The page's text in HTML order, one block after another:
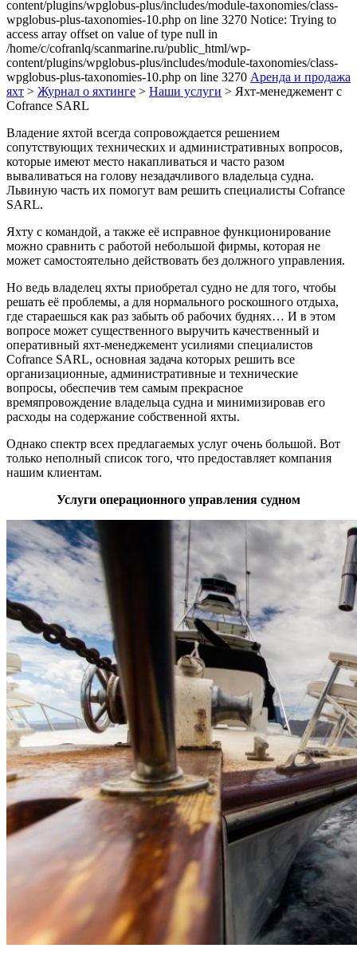
content/plugins/wpglobus-plus/includes/module-taxonomies/class-
wpglobus-plus-taxonomies-10.php on line 3270 Notice: Trying to
access array offset on value of type null in
/home/c/cofranlq/scanmarine.ru/public_html/wp-
content/plugins/wpglobus-plus/includes/module-taxonomies/class-
wpglobus-plus-taxonomies-10.php on line 3270 Аренда и продажа
яхт > Журнал о яхтинге > Наши услуги > Яхт-менеджемент с
Cofrance SARL
Владение яхтой всегда сопровождается решением
сопутствующих технических и административных вопросов,
которые имеют место накапливаться и часто разом
вываливаться на голову незадачливого владельца судна.
Львиную часть их помогут вам решить специалисты Cofrance
SARL.
Яхту с командой, а также её исправное функционирование
можно сравнить с работой небольшой фирмы, которая не
может самостоятельно действовать без должного управления.
Но ведь владелец яхты приобретал судно не для того, чтобы
решать её проблемы, а для нормального роскошного отдыха,
где стараешься как раз забыть об рабочих буднях… И в этом
вопросе может существенного выручить качественный и
оперативный яхт-менеджемент усилиями специалистов
Cofrance SARL, основная задача которых решить все
организационные, административные и технические
вопросы, обеспечив тем самым прекрасное
времяпровождение владельца судна и минимизировав его
расходы на содержание собственной яхты.
Однако спектр всех предлагаемых услуг очень большой. Вот
только неполный список того, что предоставляет компания
нашим клиентам.
Услуги операционного управления судном